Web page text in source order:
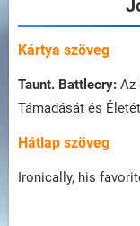
Kártya szöveg
Taunt. Battlecry: Az
Támadását és
Hátlap szöveg
Ironically, his